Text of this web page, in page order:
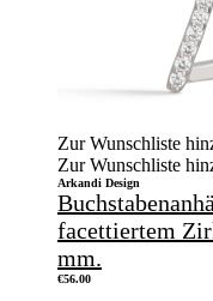
Zur Wunschliste
Zur Wunschliste
Arkandi Design
facettiertem
mm.
€56.00